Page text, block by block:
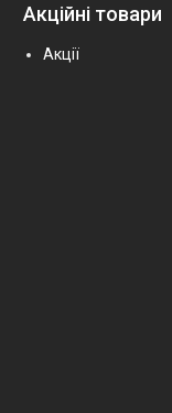
Акційні товари
Акції